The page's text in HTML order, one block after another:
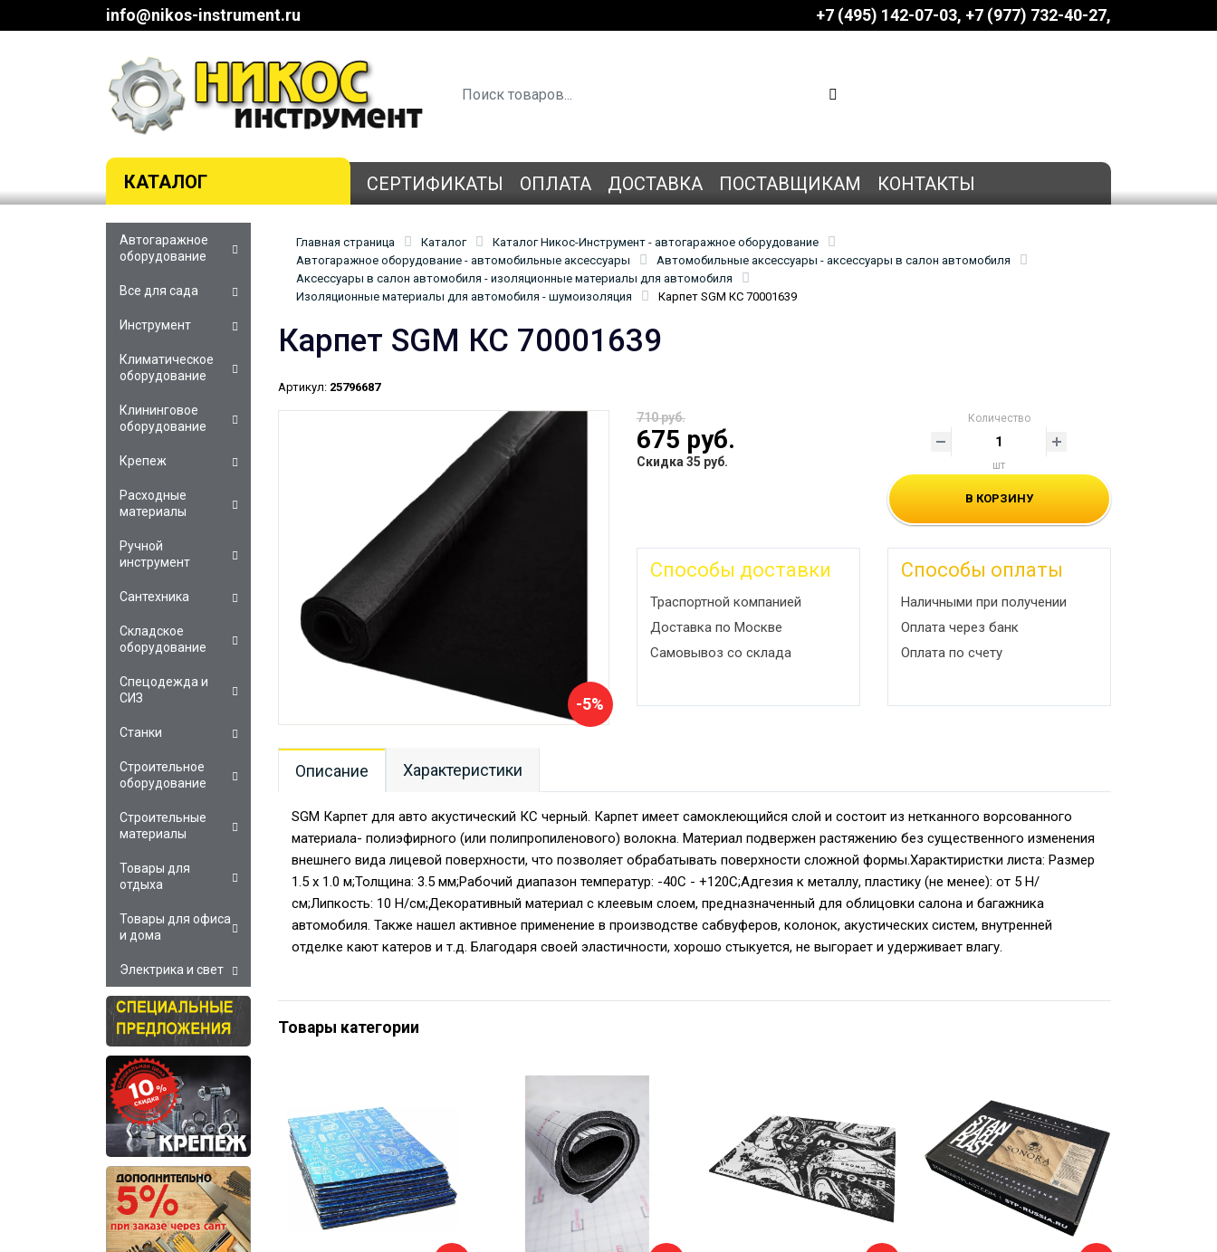
info@nikos-instrument.ru +7 (495) 142-07-03 ‎‎+7 (977) 732-40-27
КАТАЛОГ СЕРТИФИКАТЫ ОПЛАТА ДОСТАВКА ПОСТАВЩИКАМ КОНТАКТЫ
Главная страница Каталог
Каталог Никос-Инструмент - автогаражное оборудование
Автогаражное оборудование - автомобильные аксессуары
Автомобильные аксессуары - аксессуары в салон автомобиля
Аксессуары в салон автомобиля - изоляционные материалы для автомобиля
Изоляционные материалы для автомобиля - шумоизоляция
Карпет SGM КС 70001639
Карпет SGM КС 70001639
Артикул: 25796687
-5%
710 руб.
675 руб.
Скидка 35 руб.
Количество
шт
В КОРЗИНУ
Способы доставки
Траспортной компанией
Доставка по Москве
Самовывоз со склада
Способы оплаты
Наличными при получении
Оплата через банк
Оплата по счету
Описание Характеристики
SGM Карпет для авто акустический КС черный. Карпет имеет самоклеющийся слой и состоит из нетканного ворсованного
материала- полиэфирного (или полипропиленового) волокна. Материал подвержен растяжению без существенного изменения
внешнего вида лицевой поверхности, что позволяет обрабатывать поверхности сложной формы.Характиристки листа: Размер
1.5 х 1.0 м;Толщина: 3.5 мм;Рабочий диапазон температур: -40С - +120С;Адгезия к металлу, пластику (не менее): от 5 Н/
см;Липкость: 10 Н/см;Декоративный материал с клеевым слоем, предназначенный для облицовки салона и багажника
автомобиля. Также нашел активное применение в производстве сабвуферов, колонок, акустических систем, внутренней
отделке кают катеров и т.д. Благодаря своей эластичности, хорошо стыкуется, не выгорает и удерживает влагу.
Товары категории
Автогаражное
оборудование
Все для сада
Инструмент
Климатическое
оборудование
Клининговое
оборудование
Крепеж
Расходные
материалы
Ручной
инструмент
Сантехника
Складское
оборудование
Спецодежда и
СИЗ
Станки
Строительное
оборудование
Строительные
материалы
Товары для
отдыха
Товары для офиса
и дома
Электрика и свет